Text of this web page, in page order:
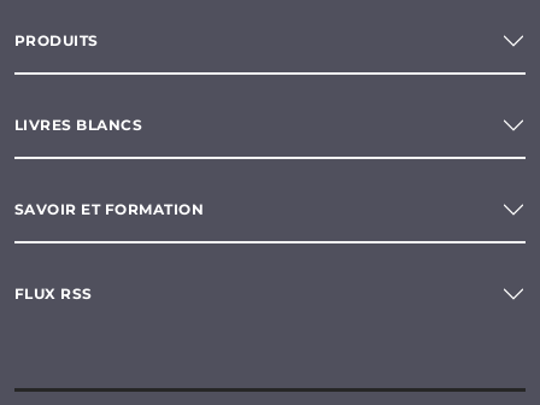
PRODUITS
LIVRES BLANCS
SAVOIR ET FORMATION
FLUX RSS